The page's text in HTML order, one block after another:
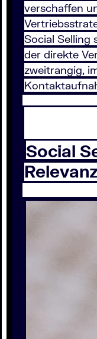
verschaffen
Social Selling
der direkte
zweitrangig,
Social